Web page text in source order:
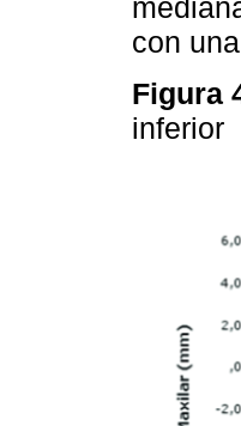
con
Figura
inferior